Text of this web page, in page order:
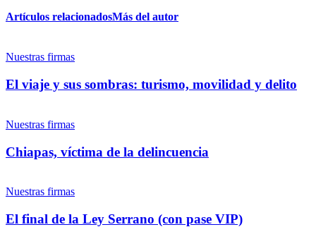
Twitter
Artículos relacionadosMás del autor
Nuestras firmas
El viaje y sus sombras: turismo, movilidad y delito
Nuestras firmas
Chiapas, víctima de la delincuencia
Nuestras firmas
El final de la Ley Serrano (con pase VIP)